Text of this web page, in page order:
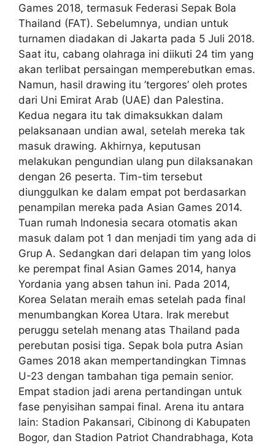
Games 2018, termasuk Federasi Sepak Bola
Thailand (FAT). Sebelumnya, undian untuk
turnamen diadakan di Jakarta pada 5 Juli 2018.
Saat itu, cabang olahraga ini diikuti 24 tim yang
akan terlibat persaingan memperebutkan emas.
Namun, hasil drawing itu ’tergores’ oleh protes
dari Uni Emirat Arab (UAE) dan Palestina.
Kedua negara itu tak dimaksukkan dalam
pelaksanaan undian awal, setelah mereka tak
masuk drawing. Akhirnya, keputusan
melakukan pengundian ulang pun dilaksanakan
dengan 26 peserta. Tim-tim tersebut
diunggulkan ke dalam empat pot berdasarkan
penampilan mereka pada Asian Games 2014.
Tuan rumah Indonesia secara otomatis akan
masuk dalam pot 1 dan menjadi tim yang ada di
Grup A. Sedangkan dari delapan tim yang lolos
ke perempat final Asian Games 2014, hanya
Yordania yang absen tahun ini. Pada 2014,
Korea Selatan meraih emas setelah pada final
menumbangkan Korea Utara. Irak merebut
peruggu setelah menang atas Thailand pada
perebutan posisi tiga. Sepak bola putra Asian
Games 2018 akan mempertandingkan Timnas
U-23 dengan tambahan tiga pemain senior.
Empat stadion jadi arena pertandingan untuk
fase penyisihan sampai final. Arena itu antara
lain: Stadion Pakansari, Cibinong di Kabupaten
Bogor, dan Stadion Patriot Chandrabhaga, Kota